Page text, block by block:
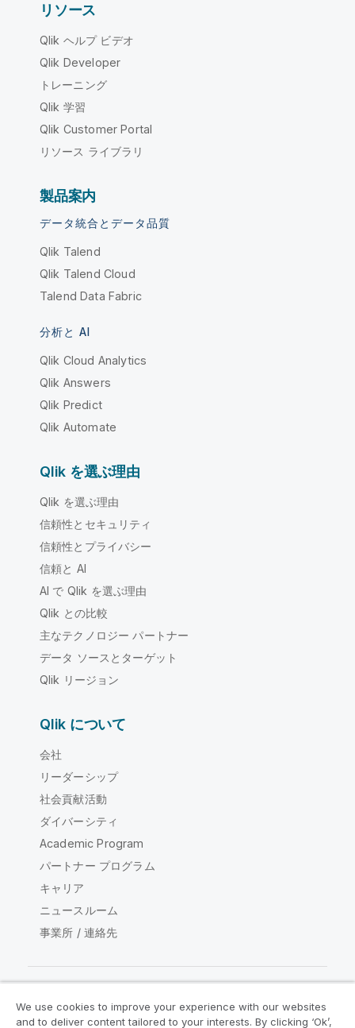
リソース
Qlik ヘルプ ビデオ
Qlik Developer
トレーニング
Qlik 学習
Qlik Customer Portal
リソース ライブラリ
製品案内
データ統合とデータ品質
Qlik Talend
Qlik Talend Cloud
Talend Data Fabric
分析と AI
Qlik Cloud Analytics
Qlik Answers
Qlik Predict
Qlik Automate
Qlik を選ぶ理由
Qlik を選ぶ理由
信頼性とセキュリティ
信頼性とプライバシー
信頼と AI
AI で Qlik を選ぶ理由
Qlik との比較
主なテクノロジー パートナー
データ ソースとターゲット
Qlik リージョン
Qlik について
会社
リーダーシップ
社会貢献活動
ダイバーシティ
Academic Program
パートナー プログラム
キャリア
ニュースルーム
事業所 / 連絡先
Qlik コミュニティ
We use cookies to improve your experience with our websites
and to deliver content tailored to your interests. By clicking ‘Ok’,